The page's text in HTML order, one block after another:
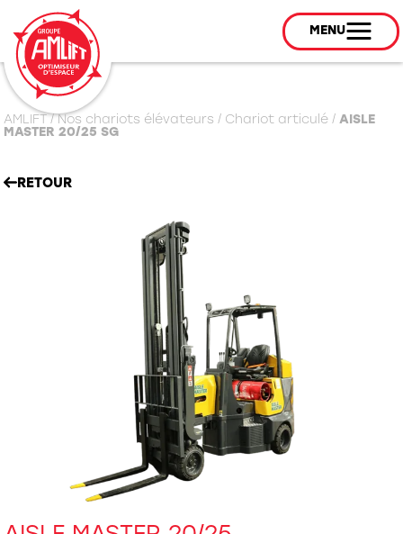
MENU
AMLIFT/Nos chariots élévateurs / Chariot articulé /AISLE
MASTER 20/25 SG
RETOUR